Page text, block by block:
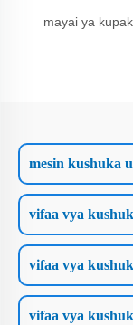
mayai ya
mesin kushuka
vifaa vya
vifaa vya
vifaa vya